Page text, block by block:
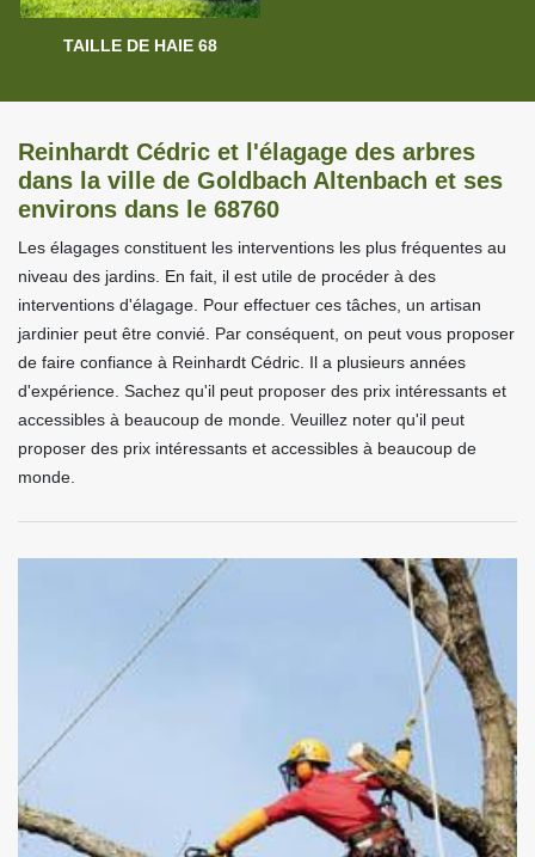
TAILLE DE HAIE 68
Reinhardt Cédric et l'élagage des arbres
dans la ville de Goldbach Altenbach et ses
environs dans le 68760
Les élagages constituent les interventions les plus fréquentes au
niveau des jardins. En fait, il est utile de procéder à des
interventions d'élagage. Pour effectuer ces tâches, un artisan
jardinier peut être convié. Par conséquent, on peut vous proposer
de faire confiance à Reinhardt Cédric. Il a plusieurs années
d'expérience. Sachez qu'il peut proposer des prix intéressants et
accessibles à beaucoup de monde. Veuillez noter qu'il peut
proposer des prix intéressants et accessibles à beaucoup de
monde.